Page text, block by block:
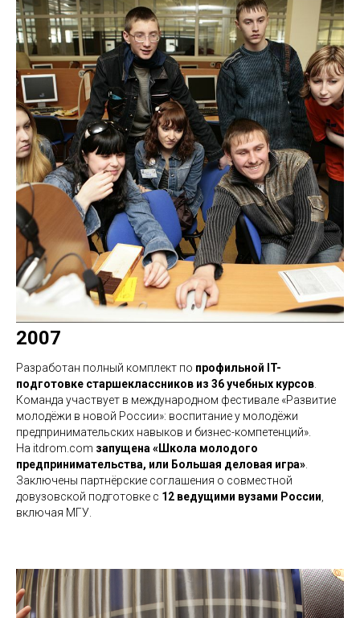
2007
Разработан полный комплект по профильной IT-
подготовке старшеклассников из 36 учебных курсов
Команда участвует в международном фестивале «Развитие
молодёжи в новой России»: воспитание у молодёжи
предпринимательских навыков и бизнес-компетенций».
На itdrom.com запущена «Школа молодого
предпринимательства, или Большая деловая игра»
Заключены партнёрские соглашения о совместной
довузовской подготовке с 12 ведущими вузами России
включая МГУ.